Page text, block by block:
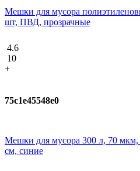
Мешки для мусора
шт, ПВД, прозрачные
4.6
10
+
75c1e45548e0
Мешки для мусора 300 л, 70
см, синие